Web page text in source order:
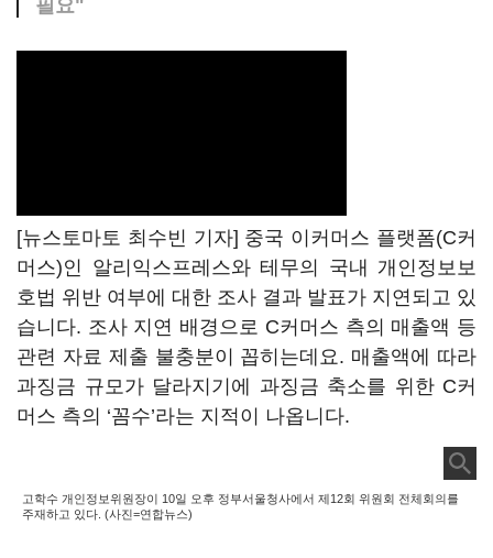
필요"
[뉴스토마토 최수빈 기자] 중국 이커머스 플랫폼(C커
머스)인 알리익스프레스와 테무의 국내 개인정보보
호법 위반 여부에 대한 조사 결과 발표가 지연되고 있
습니다. 조사 지연 배경으로 C커머스 측의 매출액 등
관련 자료 제출 불충분이 꼽히는데요. 매출액에 따라
과징금 규모가 달라지기에 과징금 축소를 위한 C커
머스 측의 ‘꼼수’라는 지적이 나옵니다.
고학수 개인정보위원장이 10일 오후 정부서울청사에서 제12회 위원회 전체회의를
주재하고 있다. (사진=연합뉴스)